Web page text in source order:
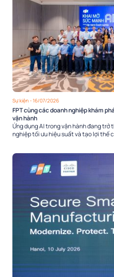
Sự kiện- 16/07/2026
FPT cùng các doanh nghiệp khám
vận hành
Ứng dụng AI trong vận hành đang
nghiệp tối ưu hiệu suất và tạo lợi thế